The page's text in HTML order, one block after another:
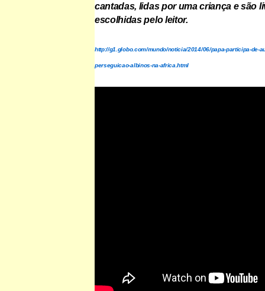
cantadas, lidas por uma criança e são
escolhidas pelo leitor.
http://g1.globo.com/mundo/noticia/2014/06/papa-participa-de-
perseguicao-albinos-na-africa.html